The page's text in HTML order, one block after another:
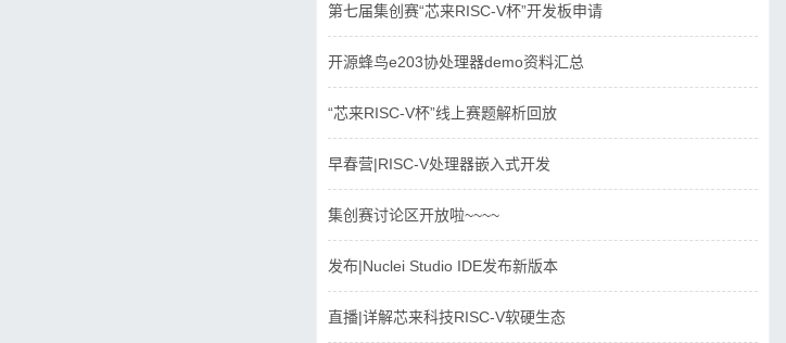
第七届集创赛“芯来RISC-V杯”开发板申请
开源蜂鸟e203协处理器demo资料汇总
“芯来RISC-V杯”线上赛题解析回放
早春营|RISC-V处理器嵌入式开发
集创赛讨论区开放啦~~~~
发布|Nuclei Studio IDE发布新版本
直播|详解芯来科技RISC-V软硬生态